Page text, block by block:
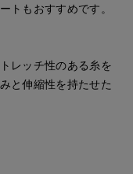
トもおすすめです。
レッチ性のある糸を
と伸縮性を持たせた